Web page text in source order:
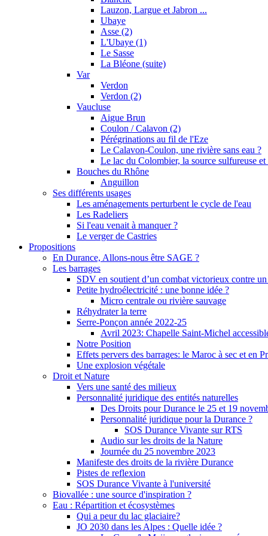
Lauzon, Largue et Jabron ...
Ubaye
Asse (2)
L'Ubaye (1)
Le Sasse
La Bléone (suite)
Var
Verdon
Verdon (2)
Vaucluse
Aigue Brun
Coulon / Calavon (2)
Pérégrinations au fil de l'Eze
Le Calavon-Coulon, une rivière sans eau ?
Le lac du Colombier, la source sulfureuse
Bouches du Rhône
Anguillon
Ses différents usages
Les aménagements perturbent le cycle de l'eau
Les Radeliers
Si l'eau venait à manquer ?
Le verger de Castries
Propositions
En Durance, Allons-nous être SAGE ?
Les barrages
SDV en soutient d’un combat victorieux contre un
Petite hydroélectricité : une bonne idée ?
Micro centrale ou rivière sauvage
Réhydrater la terre
Serre-Ponçon année 2022-25
Avril 2023: Chapelle Saint-Michel
Notre Position
Effets pervers des barrages: le Maroc à sec et en
Une explosion végétale
Droit et Nature
Vers une santé des milieux
Personnalité juridique des entités naturelles
Des Droits pour Durance le 25 et 19
Personnalité juridique pour la Durance ?
SOS Durance Vivante sur RTS
Audio sur les droits de la Nature
Journée du 25 novembre 2023
Manifeste des droits de la rivière Durance
Pistes de reflexion
SOS Durance Vivante à l'université
Biovallée : une source d'inspiration ?
Eau : Répartition et écosystèmes
Qui a peur du lac glaciaire?
JO 2030 dans les Alpes : Quelle idée ?